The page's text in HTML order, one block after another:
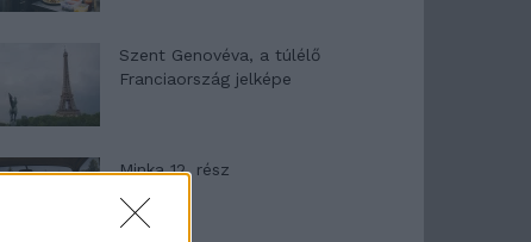
Szent Genovéva, a túlélő
Franciaország jelképe
Minka 12. rész